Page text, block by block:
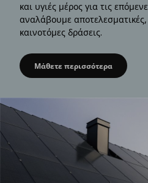
και υγιές μέρος για τις
αναλάβουμε
καινοτόμες δράσεις.
Μάθετε περισσότερα